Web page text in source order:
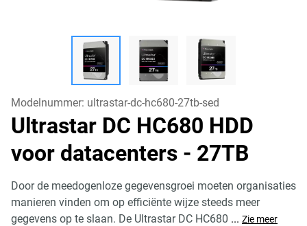
Modelnummer: ultrastar-dc-hc680-27tb-sed
Ultrastar DC HC680 HDD
voor datacenters - 27TB
Door de meedogenloze gegevensgroei moeten organisaties
manieren vinden om op efficiënte wijze steeds meer
gegevens op te slaan. De Ultrastar DC HC680 ... Zie meer